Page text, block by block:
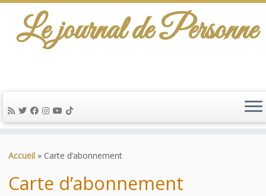
au
Le journal de Personne
Accueil » Carte d’abonnement
Carte d’abonnement